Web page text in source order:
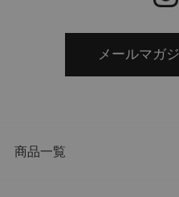
メールマガ
商品一覧